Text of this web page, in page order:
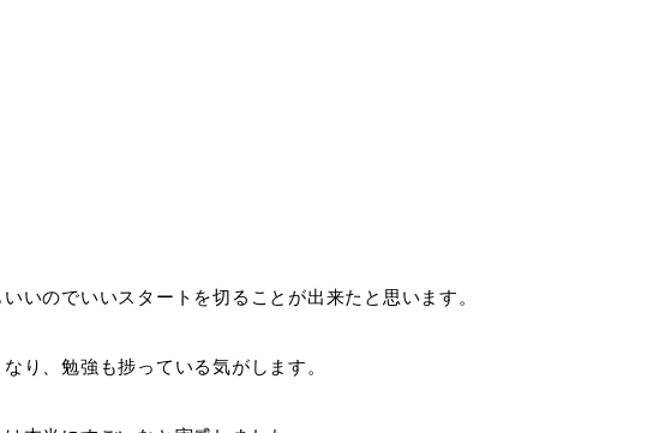
いのでいいスタートを切ることが出来たと思います。
り、勉強も捗っている気がします。